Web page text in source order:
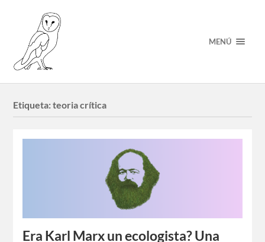
MENÚ
Etiqueta:teoria crítica
Era Karl Marx un ecologista? Una